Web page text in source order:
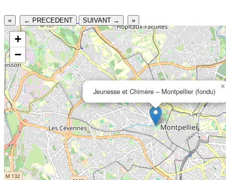
« ← PRECEDENT SUIVANT → »
Jeunesse et Chimère – Montpellier (fondu)
×
+
−